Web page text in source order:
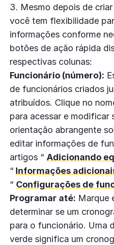
3. Mesmo depois de
você tem flexibilidade
informações conforme
botões de ação rápida
respectivas colunas:
Funcionário (número):
de funcionários criados
atribuídos. Clique no
para acessar e modificar
orientação abrangente
editar informações de
artigos “ Adicionando
“ Informações
“ Configurações de
Programar até: Marque
determinar se um
para o funcionário. Uma
verde significa um